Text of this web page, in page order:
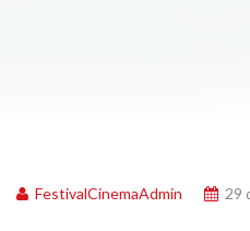
FestivalCinemaAdmin 29